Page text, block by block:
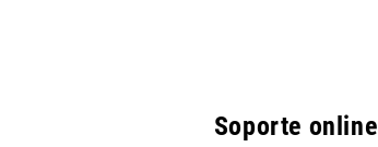
Soporte online